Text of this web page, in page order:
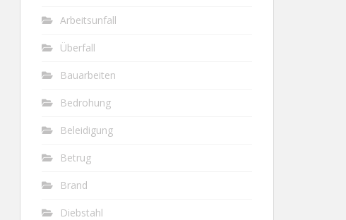
Arbeitsunfall
Überfall
Bauarbeiten
Bedrohung
Beleidigung
Betrug
Brand
Diebstahl